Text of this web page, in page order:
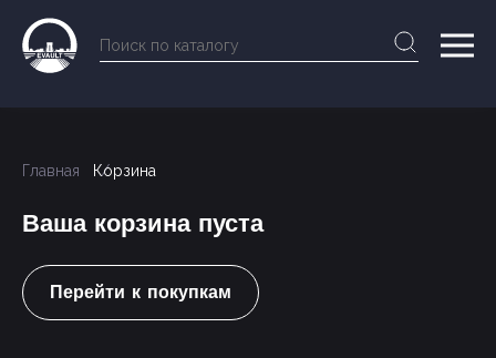
Главная Корзина
Ваша корзина пуста
Перейти к покупкам